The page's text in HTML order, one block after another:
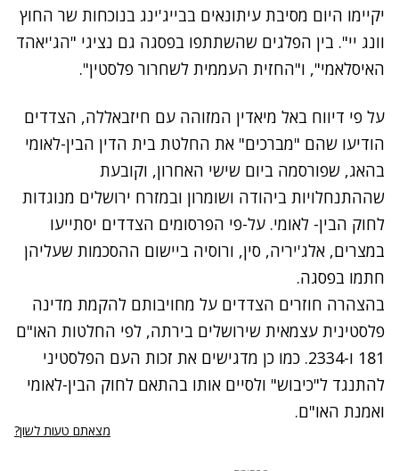
יקיימו היום מסיבת עיתונאים בבייג'ינג בנוכחות שר החוץ
וונג יי". בין הפלגים שהשתתפו בפסגה גם נציגי "הג'יאהד
האיסלאמי", ו"החזית העממית לשחרור פלסטין".
על פי דיווח באל מיאדין המזוהה עם חיזבאללה, הצדדים
הודיעו שהם "מברכים" את החלטת בית הדין הבין-לאומי
בהאג, שפורסמה ביום שישי האחרון, וקובעת
שההתנחלויות ביהודה ושומרון ובמזרח ירושלים מנוגדות
לחוק הבין- לאומי. על-פי הפרסומים הצדדים יסתייעו
במצרים, אלג'יריה, סין, ורוסיה ביישום ההסכמות שעליהן
חתמו בפסגה.
בהצהרה חוזרים הצדדים על מחויבותם להקמת מדינה
פלסטינית עצמאית שירושלים בירתה, לפי החלטות האו"ם
181 ו-2334. כמו כן מדגישים את זכות העם הפלסטיני
להתנגד ל"כיבוש" ולסיים אותו בהתאם לחוק הבין-לאומי
ואמנת האו"ם.
מצאתם טעות לשון?